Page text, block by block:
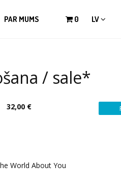
PAR MUMS 0 LV
/ sale*
32,00 €
World About You